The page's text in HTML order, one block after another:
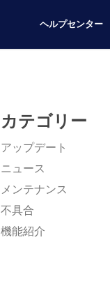
ヘルプセンター
カテゴリー
アップデート
ニュース
メンテナンス
不具合
機能紹介